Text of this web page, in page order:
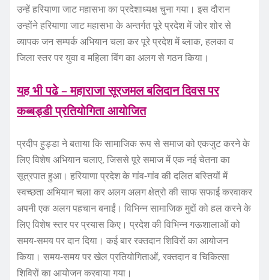
उन्हें हरियाणा जाट महासभा का प्रदेशाध्यक्ष चुना गया। इस दौरान
उन्होंने हरियाणा जाट महासभा के अन्तर्गत पूरे प्रदेश में जोर शोर से
व्यापक जन सम्पर्क अभियान चला कर पूरे प्रदेश में ब्लाक, हलका व
जिला स्तर पर युवा व महिला विंग का अलग से गठन किया।
यह भी पढे – महाराजा सूरजमल बलिदान दिवस पर
कब्बड्डी प्रतियोगिता आयोजित
प्रदीप हुड्डा ने बताया कि सामाजिक रूप से समाज को एकजुट करने के
लिए विशेष अभियान चलाए, जिससे पूरे समाज में एक नई चेतना का
सूत्रपात हुआ। हरियाणा प्रदेश के गांव-गांव की दलित बस्तियों में
स्वच्छता अभियान चला कर अलग अलग क्षेत्रो की साफ सफाई करवाकर
अपनी एक अलग पहचान बनाईं। विभिन्न सामाजिक मुद्दों को हल करने के
लिए विशेष स्तर पर प्रयास किए। प्रदेश की विभिन्न गऊशालाओं को
समय-समय पर दान दिया। कई बार रक्तदान शिविरों का आयोजन
किया। समय-समय पर खेल प्रतियोगिताओं, रक्तदान व चिकित्सा
शिविरों का आयोजन करवाया गया।